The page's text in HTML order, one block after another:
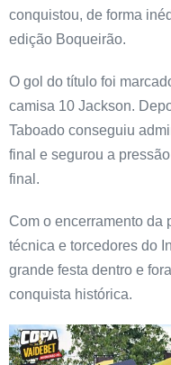
conquistou, de forma
edição Boqueirão.
O gol do título foi
camisa 10 Jackson.
Taboado conseguiu
final e segurou a
final.
Com o encerramento da
técnica e torcedores do
grande festa dentro e
conquista histórica.